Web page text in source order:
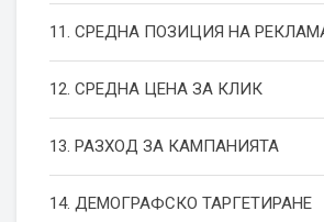
11. СРЕДНА ПОЗИЦИЯ НА
12. СРЕДНА ЦЕНА ЗА КЛИК
13. РАЗХОД ЗА КАМПАНИЯТА
14. ДЕМОГРАФСКО ТАРГЕТИРАНЕ